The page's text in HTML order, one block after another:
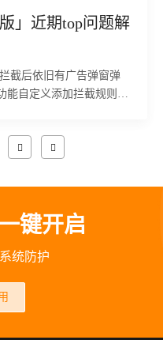
」近期top问题解
自定义添加拦截规则，
键开启
统防护